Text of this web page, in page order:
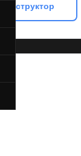
Конструктор